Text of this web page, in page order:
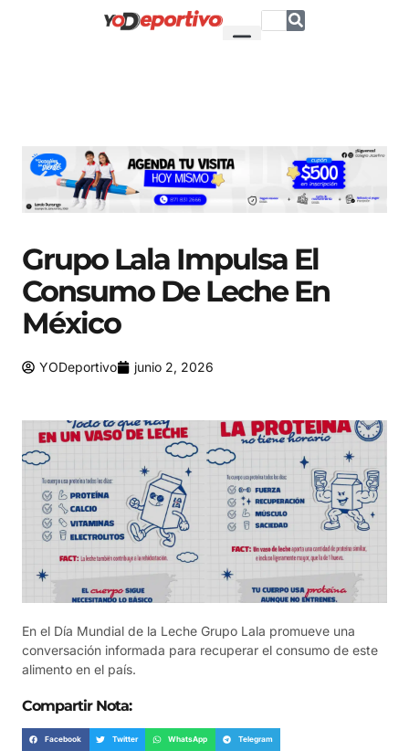
Grupo Lala Impulsa El
Consumo De Leche En
México
YODeportivo junio 2, 2026
En el Día Mundial de la Leche Grupo Lala promueve una
conversación informada para recuperar el consumo de este
alimento en el país.
Compartir Nota:
Facebook Twitter WhatsApp Telegram